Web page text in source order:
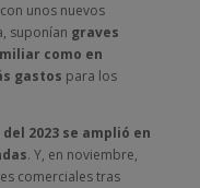
unos nuevos
suponían graves
como en
gastos para los
2023 se amplió en
. Y, en noviembre,
comerciales tras